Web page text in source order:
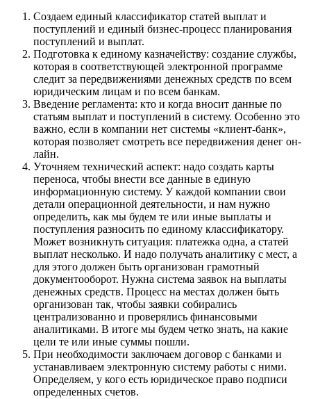
Создаем единый классификатор статей выплат и
поступлений и единый бизнес-процесс планирования
поступлений и выплат.
Подготовка к единому казначейству: создание службы,
которая в соответствующей электронной программе
следит за передвижениями денежных средств по всем
юридическим лицам и по всем банкам.
Введение регламента: кто и когда вносит данные по
статьям выплат и поступлений в систему. Особенно это
важно, если в компании нет системы «клиент-банк»,
которая позволяет смотреть все передвижения денег он-
лайн.
Уточняем технический аспект: надо создать карты
переноса, чтобы внести все данные в единую
информационную систему. У каждой компании свои
детали операционной деятельности, и нам нужно
определить, как мы будем те или иные выплаты и
поступления разносить по единому классификатору.
Может возникнуть ситуация: платежка одна, а статей
выплат несколько. И надо получать аналитику с мест, а
для этого должен быть организован грамотный
документооборот. Нужна система заявок на выплаты
денежных средств. Процесс на местах должен быть
организован так, чтобы заявки собирались
централизованно и проверялись финансовыми
аналитиками. В итоге мы будем четко знать, на какие
цели те или иные суммы пошли.
При необходимости заключаем договор с банками и
устанавливаем электронную систему работы с ними.
Определяем, у кого есть юридическое право подписи
определенных счетов.